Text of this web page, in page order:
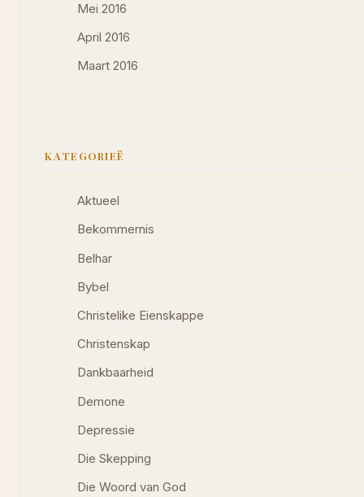
Mei 2016
April 2016
Maart 2016
KATEGORIEË
Aktueel
Bekommernis
Belhar
Bybel
Christelike Eienskappe
Christenskap
Dankbaarheid
Demone
Depressie
Die Skepping
Die Woord van God